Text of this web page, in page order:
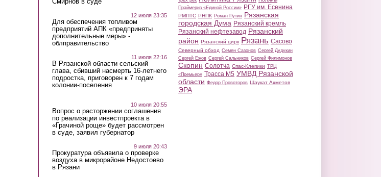
12 июля 23:35
Для обеспечения топливом
предприятий АПК «предприняты
дополнительные меры» -
облправительство
11 июля 22:16
В Рязанской области сельский
глава, сбивший насмерть 16-летнего
подростка, приговорен к 7 годам
колонии-поселения
10 июля 20:55
Вопрос о расторжении соглашения
по реализации инвестпроекта в
«Грачиной роще» будет рассмотрен
в суде, заявил губернатор
9 июля 20:43
Прокуратура объявила о проверке
воздуха в микрорайоне Недостоево
в Рязани
Праймериз «Единой России» РГУ им. Есенина
РМПТС РНПК Роман Путин Рязанская
городская Дума Рязанский кремль
Рязанский нефтезавод Рязанский
район Рязанский цирк Рязань Сасово
Северный обход Семен Сазонов Сергей Дудукин
Сергей Ежов Сергей Сальников Сергей Филимонов
Скопин Солотча Спас-Клепики ТРЦ
«Премьер» Трасса М5 УМВД Рязанской
области Федор Провоторов Шаукат Ахметов
ЭРА